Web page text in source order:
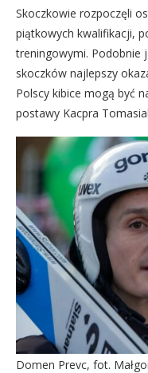
Skoczkowie rozpoczęli
piątkowych kwalifikacji,
treningowymi. Podobnie
skoczków najlepszy
Polscy kibice mogą być
postawy Kacpra
Domen Prevc, fot.